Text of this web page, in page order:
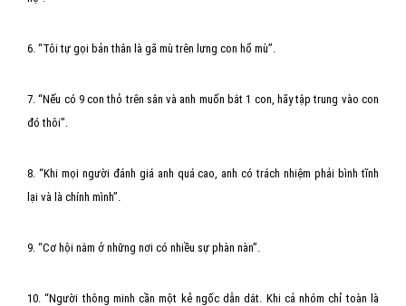
6. “Tôi tự gọi bản thân là gã mù trên lưng con hổ mù”.
7. “Nếu có 9 con thỏ trên sân và anh muốn bắt 1 con, hãy tập trung vào con
đó thôi”.
8. “Khi mọi người đánh giá anh quá cao, anh có trách nhiệm phải bình tĩnh
lại và là chính mình”.
9. “Cơ hội nằm ở những nơi có nhiều sự phàn nàn”.
10. “Người thông minh cần một kẻ ngốc dẫn dắt. Khi cả nhóm chỉ toàn là